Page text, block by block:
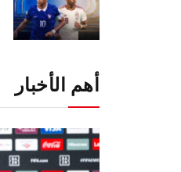
أهم الأخبار